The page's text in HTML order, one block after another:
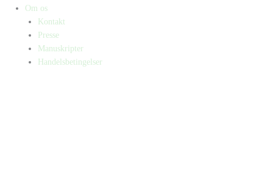
Om os
Kontakt
Presse
Manuskripter
Handelsbetingelser